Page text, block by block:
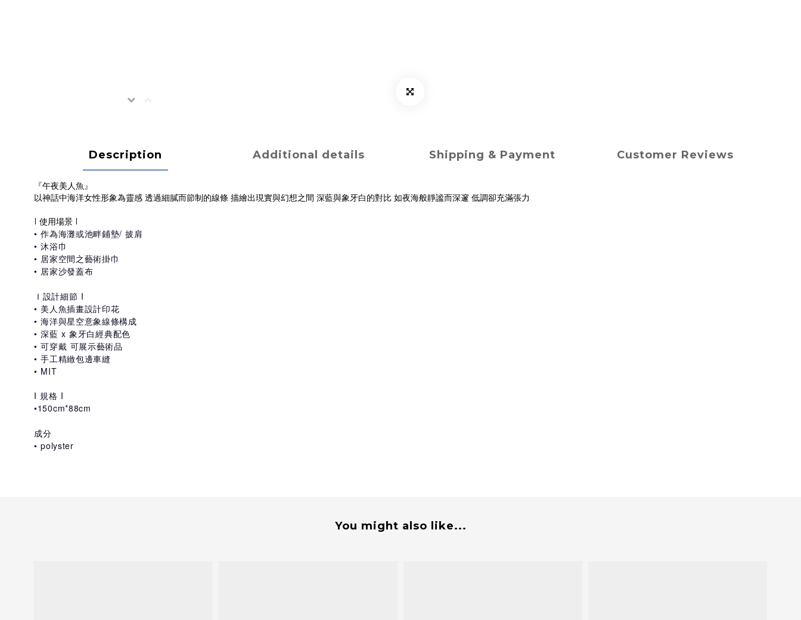
Description Additional details Shipping & Payment Customer Reviews
『午夜美人魚』
以神話中海洋女性形象為靈感 透過細膩而節制的線條 描繪出現實與幻想之間 深藍與象牙白的對比 如夜海般靜謐而深邃 低調卻充滿張力
I 使用場景 I
• 作為海灘或池畔鋪墊/ 披肩
• 沐浴巾
• 居家空間之藝術掛巾
• 居家沙發蓋布
Ｉ設計細節 I
• 美人魚插畫設計印花
• 海洋與星空意象線條構成
• 深藍 x 象牙白經典配色
• 可穿戴 可展示藝術品
• 手工精緻包邊車縫
• MIT
I 規格 I
•150cm*88cm
成分
•polyster
You might also like...